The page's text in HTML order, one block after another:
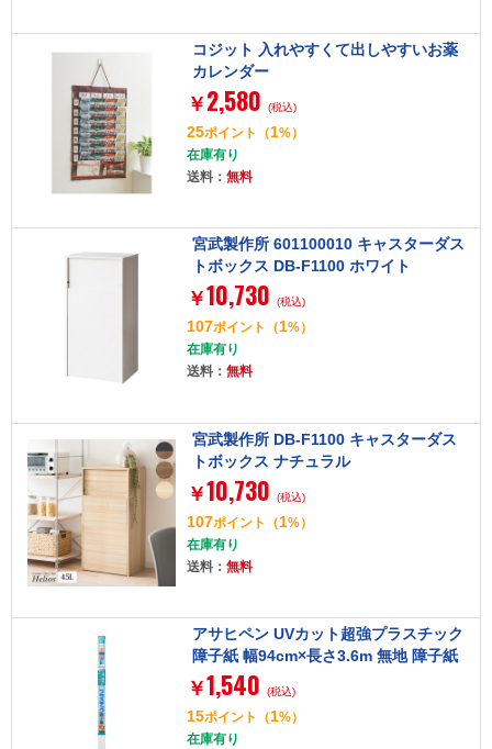
コジット 入れやすくて出しやすいお薬
カレンダー
￥ 2,580 (税込)
25ポイント （1%）
在庫有り
送料： 無料
宮武製作所 601100010 キャスターダス
トボックス DB-F1100 ホワイト
￥10,730 (税込)
107ポイント （1%）
在庫有り
送料： 無料
宮武製作所 DB-F1100 キャスターダス
トボックス ナチュラル
￥10,730 (税込)
107ポイント （1%）
在庫有り
送料： 無料
アサヒペン UVカット超強プラスチック
障子紙 幅94cm×長さ3.6m 無地 障子紙
約2枚分 両面テープ貼
￥1,540 (税込)
15ポイント （1%）
在庫有り